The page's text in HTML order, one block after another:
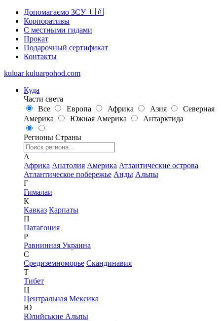
Допомагаємо ЗСУ 🇺🇦
Корпоративы
С местными гидами
Прокат
Подарочный сертификат
Контакты
kuluar kuluarpohod.com
Куда
Части света
Все
Европа Африка Азия
Северная
Америка
Южная Америка Антарктида
Регионы Страны
А
Африка Анатолия Америка Атлантические острова
Атлантическое побережье Анды Альпы
Г
Гималаи
К
Кавказ Карпаты
П
Патагония
Р
Равнинная Украина
С
Средиземноморье Скандинавия
Т
Тибет
Ц
Центральная Мексика
Ю
Юлийськие Альпы